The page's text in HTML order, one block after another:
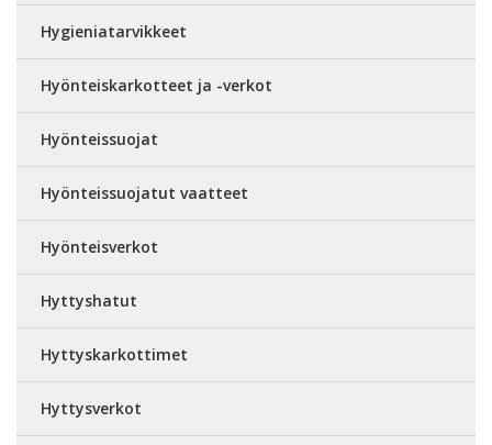
Hygieniatarvikkeet
Hyönteiskarkotteet ja -verkot
Hyönteissuojat
Hyönteissuojatut vaatteet
Hyönteisverkot
Hyttyshatut
Hyttyskarkottimet
Hyttysverkot